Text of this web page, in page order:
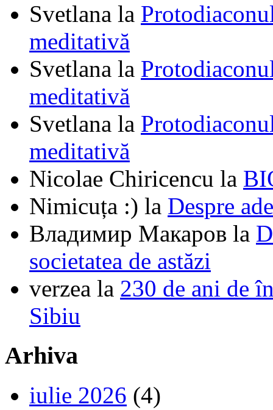
Svetlana la
meditativă
Svetlana la
meditativă
Svetlana la
meditativă
Nicolae Chiricencu la
Nimicuța :) la Despre
Владимир Макаров la
societatea de astăzi
verzea la 230 de ani de
Sibiu
Arhiva
iulie 2026 (4)